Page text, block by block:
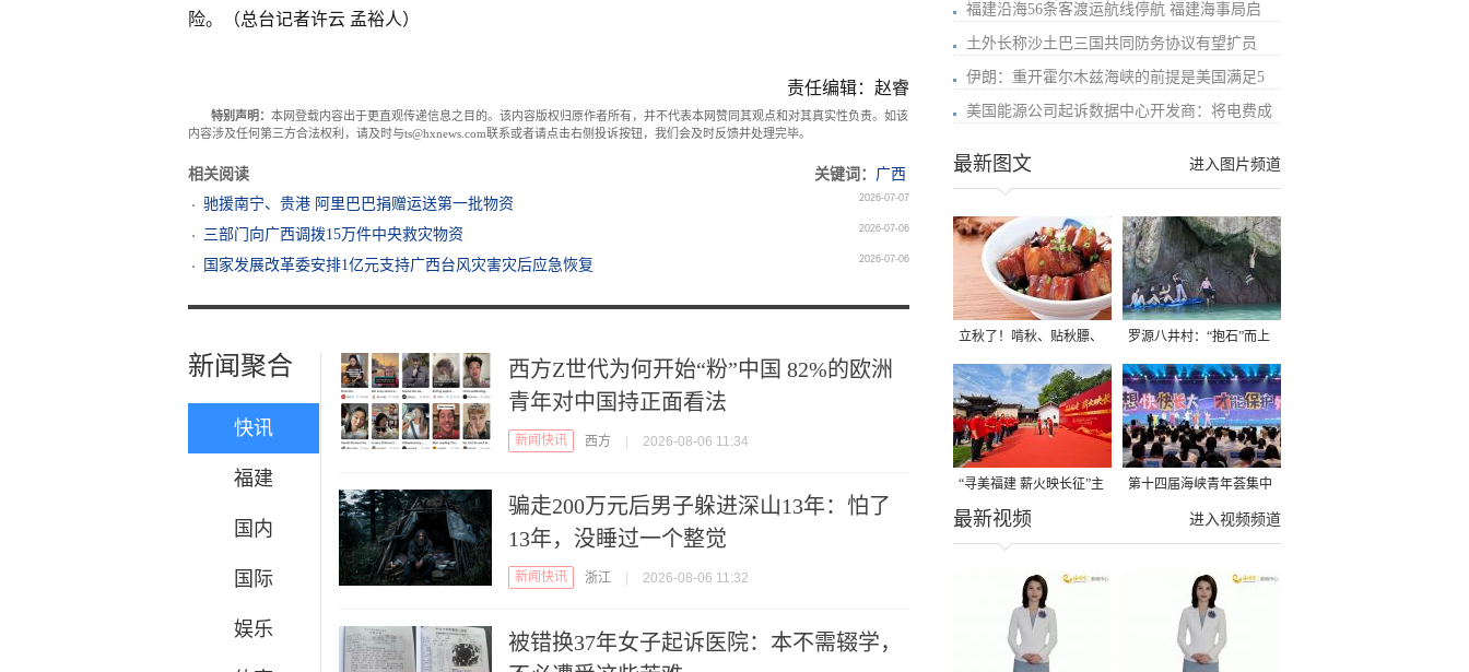
险。（总台记者许云 孟裕人）
责任编辑：赵睿
特别声明： 本网登载内容出于更直观传递信息之目的。该内容版权归原作者所有，并不代表本网赞同其观点和对其真实性负责。如该
内容涉及任何第三方合法权利，请及时与ts@hxnews.com联系或者请点击右侧投诉按钮，我们会及时反馈并处理完毕。
相关阅读 关键词： 广西
驰援南宁、贵港 阿里巴巴捐赠运送第一批物资
2026-07-07
三部门向广西调拨15万件中央救灾物资 2026-07-06
国家发展改革委安排1亿元支持广西台风灾害灾后应急恢复 2026-07-06
新闻聚合
快讯
福建
国内
国际
娱乐
西方Z世代为何开始“粉”中国 82%的欧洲
青年对中国持正面看法
新闻快讯 西方 2026-08-06 11:34
骗走200万元后男子躲进深山13年：怕了
13年，没睡过一个整觉
新闻快讯 浙江 2026-08-06 11:32
被错换37年女子起诉医院：本不需辍学，
上
福建沿海56条客渡运航线停航 福建海事局启
土外长称沙土巴三国共同防务协议有望扩员
伊朗：重开霍尔木兹海峡的前提是美国满足5
美国能源公司起诉数据中心开发商：将电费成
进入图片频道
最新图文
立秋了！啃秋、贴秋膘、
晒秋，福建人这样过才够
味→
罗源八井村：“抱石”而上
“寻美福建 薪火映长征”主
题活动在龙岩长汀启动
第十四届海峡青年荟集中
阶段活动在福州举行
进入视频频道
最新视频